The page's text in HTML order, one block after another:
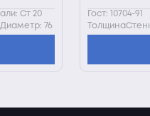
Ст 20
76
Гост: 10704-91